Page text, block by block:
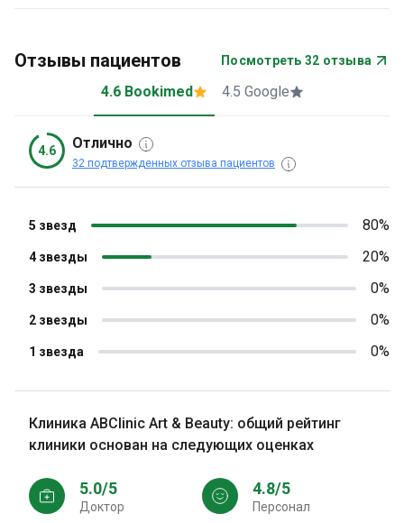
Отзывы пациентов Посмотреть 32 отзыва
4.6 Bookimed 4.5 Google
4.6 Отлично
32 подтвержденных отзыва пациентов
1 звезда 0%
2 звезды 0%
3 звезды 0%
4 звезды 20%
5 звезд 80%
Клиника ABClinic Art & Beauty: общий рейтинг
клиники основан на следующих оценках
5.0/5
Доктор
4.8/5
персонал